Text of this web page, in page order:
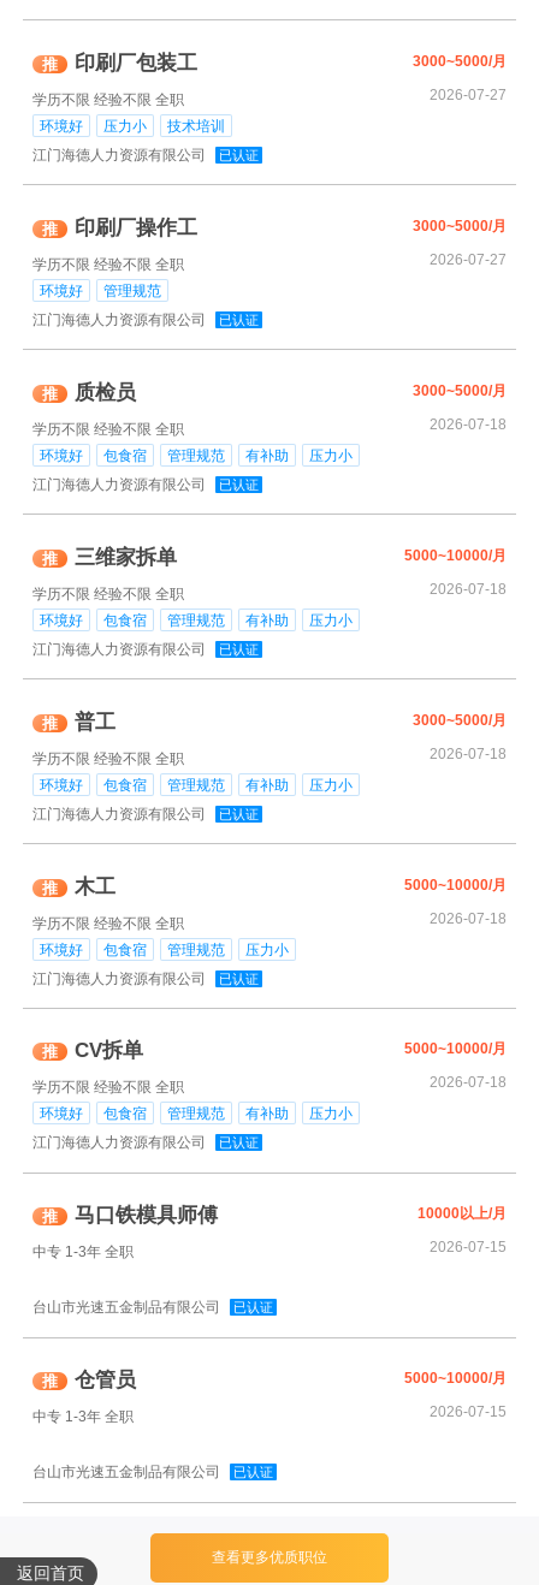
推 印刷厂包装工 3000~5000/月
学历不限 经验不限 全职
2026-07-27
环境好
压力小
技术培训
江门海德人力资源有限公司
已认证
推 印刷厂操作工 3000~5000/月
学历不限 经验不限 全职
2026-07-27
环境好
管理规范
江门海德人力资源有限公司
已认证
推 质检员 3000~5000/月
学历不限 经验不限 全职
2026-07-18
环境好
包食宿 管理规范 有补助
压力小
江门海德人力资源有限公司
已认证
推 三维家拆单 5000~10000/月
学历不限 经验不限 全职
2026-07-18
环境好
包食宿 管理规范 有补助
压力小
江门海德人力资源有限公司
已认证
推 普工 3000~5000/月
学历不限 经验不限 全职
2026-07-18
环境好
包食宿 管理规范 有补助
压力小
江门海德人力资源有限公司
已认证
推 木工 5000~10000/月
学历不限 经验不限 全职
2026-07-18
环境好
包食宿 管理规范
压力小
江门海德人力资源有限公司
已认证
推 CV拆单 5000~10000/月
学历不限 经验不限 全职
2026-07-18
环境好
包食宿 管理规范 有补助
压力小
江门海德人力资源有限公司
已认证
推 马口铁模具师傅 10000以上/月
中专 1-3年 全职 2026-07-15
台山市光速五金制品有限公司 已认证
推 仓管员 5000~10000/月
中专 1-3年 全职 2026-07-15
台山市光速五金制品有限公司 已认证
查看更多优质职位
返回首页